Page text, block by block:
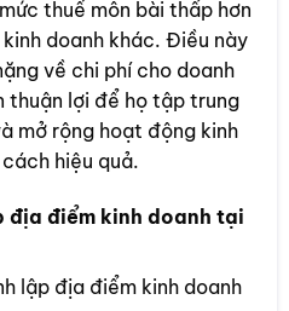
thuế môn bài thấp hơn
doanh khác. Điều này
về chi phí cho doanh
thuận lợi để họ tập trung
mở rộng hoạt động kinh
hiệu quả.
địa điểm kinh doanh tại
lập địa điểm kinh doanh